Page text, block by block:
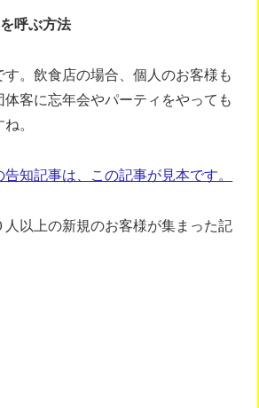
呼ぶ方法
す。飲食店の場合、個人のお客様も
客に忘年会やパーティをやっても
。
知記事は、この記事が見本です。
人以上の新規のお客様が集まった記